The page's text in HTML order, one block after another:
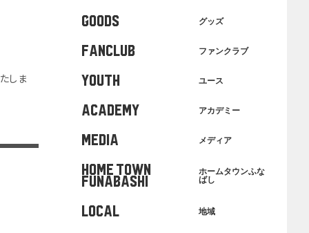
しま
GOODS グッズ
FANCLUB ファンクラブ
YOUTH ユース
ACADEMY アカデミー
MEDIA メディア
HOME TOWN
FUNABASHI
ホームタウンふな
ばし
LOCAL 地域